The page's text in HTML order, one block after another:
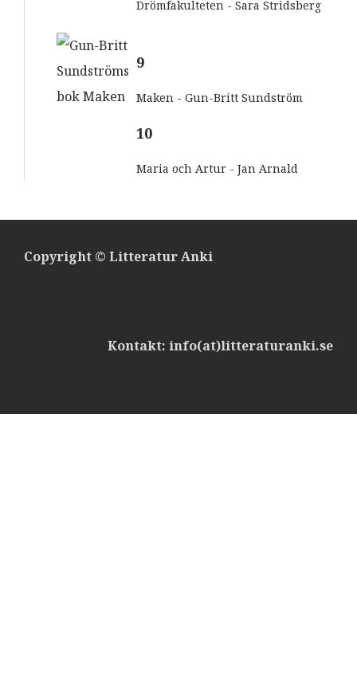
Drömfakulteten - Sara Stridsberg
9
Maken - Gun-Britt Sundström
10
Maria och Artur - Jan Arnald
Copyright © Litteratur Anki
Kontakt: info(at)litteraturanki.se